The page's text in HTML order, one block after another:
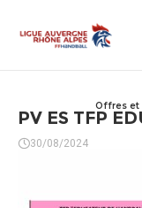
Offres et
PV ES TFP
30/08/2024